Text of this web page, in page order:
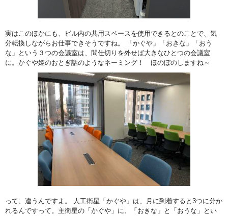
実はこのほかにも、ビル内の共用スペースを使用できるとのことで、気
分転換しながらお仕事できそうですね。 「かぐや」「おきな」「おう
な」という３つの会議室は、間仕切りを外せば大きなひとつの会議室
に。かぐや姫のおとぎ話のようなネーミング！ ほのぼのしますね～
って、違うんですよ。 人工衛星「かぐや」は、月に到着すると3つに分か
れるんですって。主衛星の「かぐや」に、「おきな」と「おうな」とい